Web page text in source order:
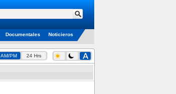
Documentales Noticieros
AM/PM 24 Hrs